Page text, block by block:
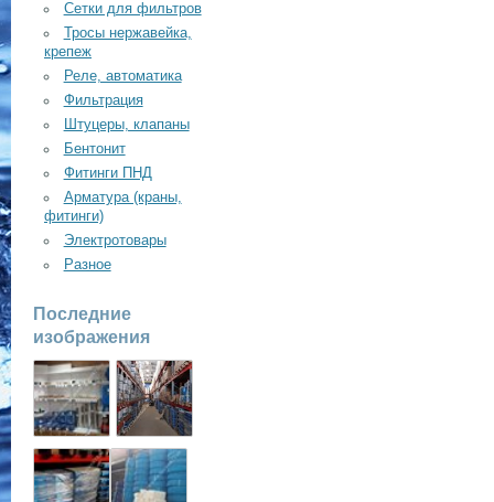
Сетки для фильтров
Тросы нержавейка,
крепеж
Реле, автоматика
Фильтрация
Штуцеры, клапаны
Бентонит
Фитинги ПНД
Арматура (краны,
фитинги)
Электротовары
Разное
Последние
изображения